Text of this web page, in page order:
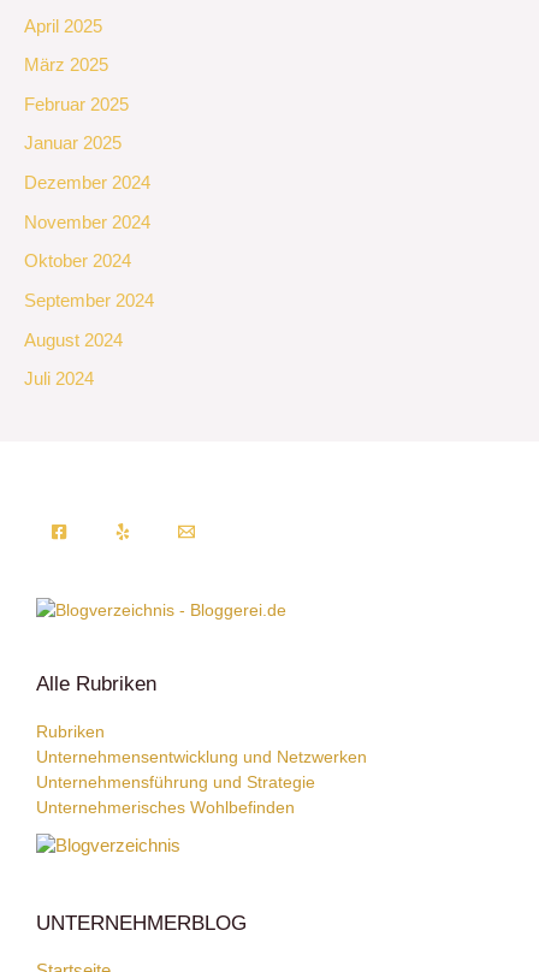
April 2025
März 2025
Februar 2025
Januar 2025
Dezember 2024
November 2024
Oktober 2024
September 2024
August 2024
Juli 2024
Alle Rubriken
Rubriken
Unternehmensentwicklung und Netzwerken
Unternehmensführung und Strategie
Unternehmerisches Wohlbefinden
UNTERNEHMERBLOG